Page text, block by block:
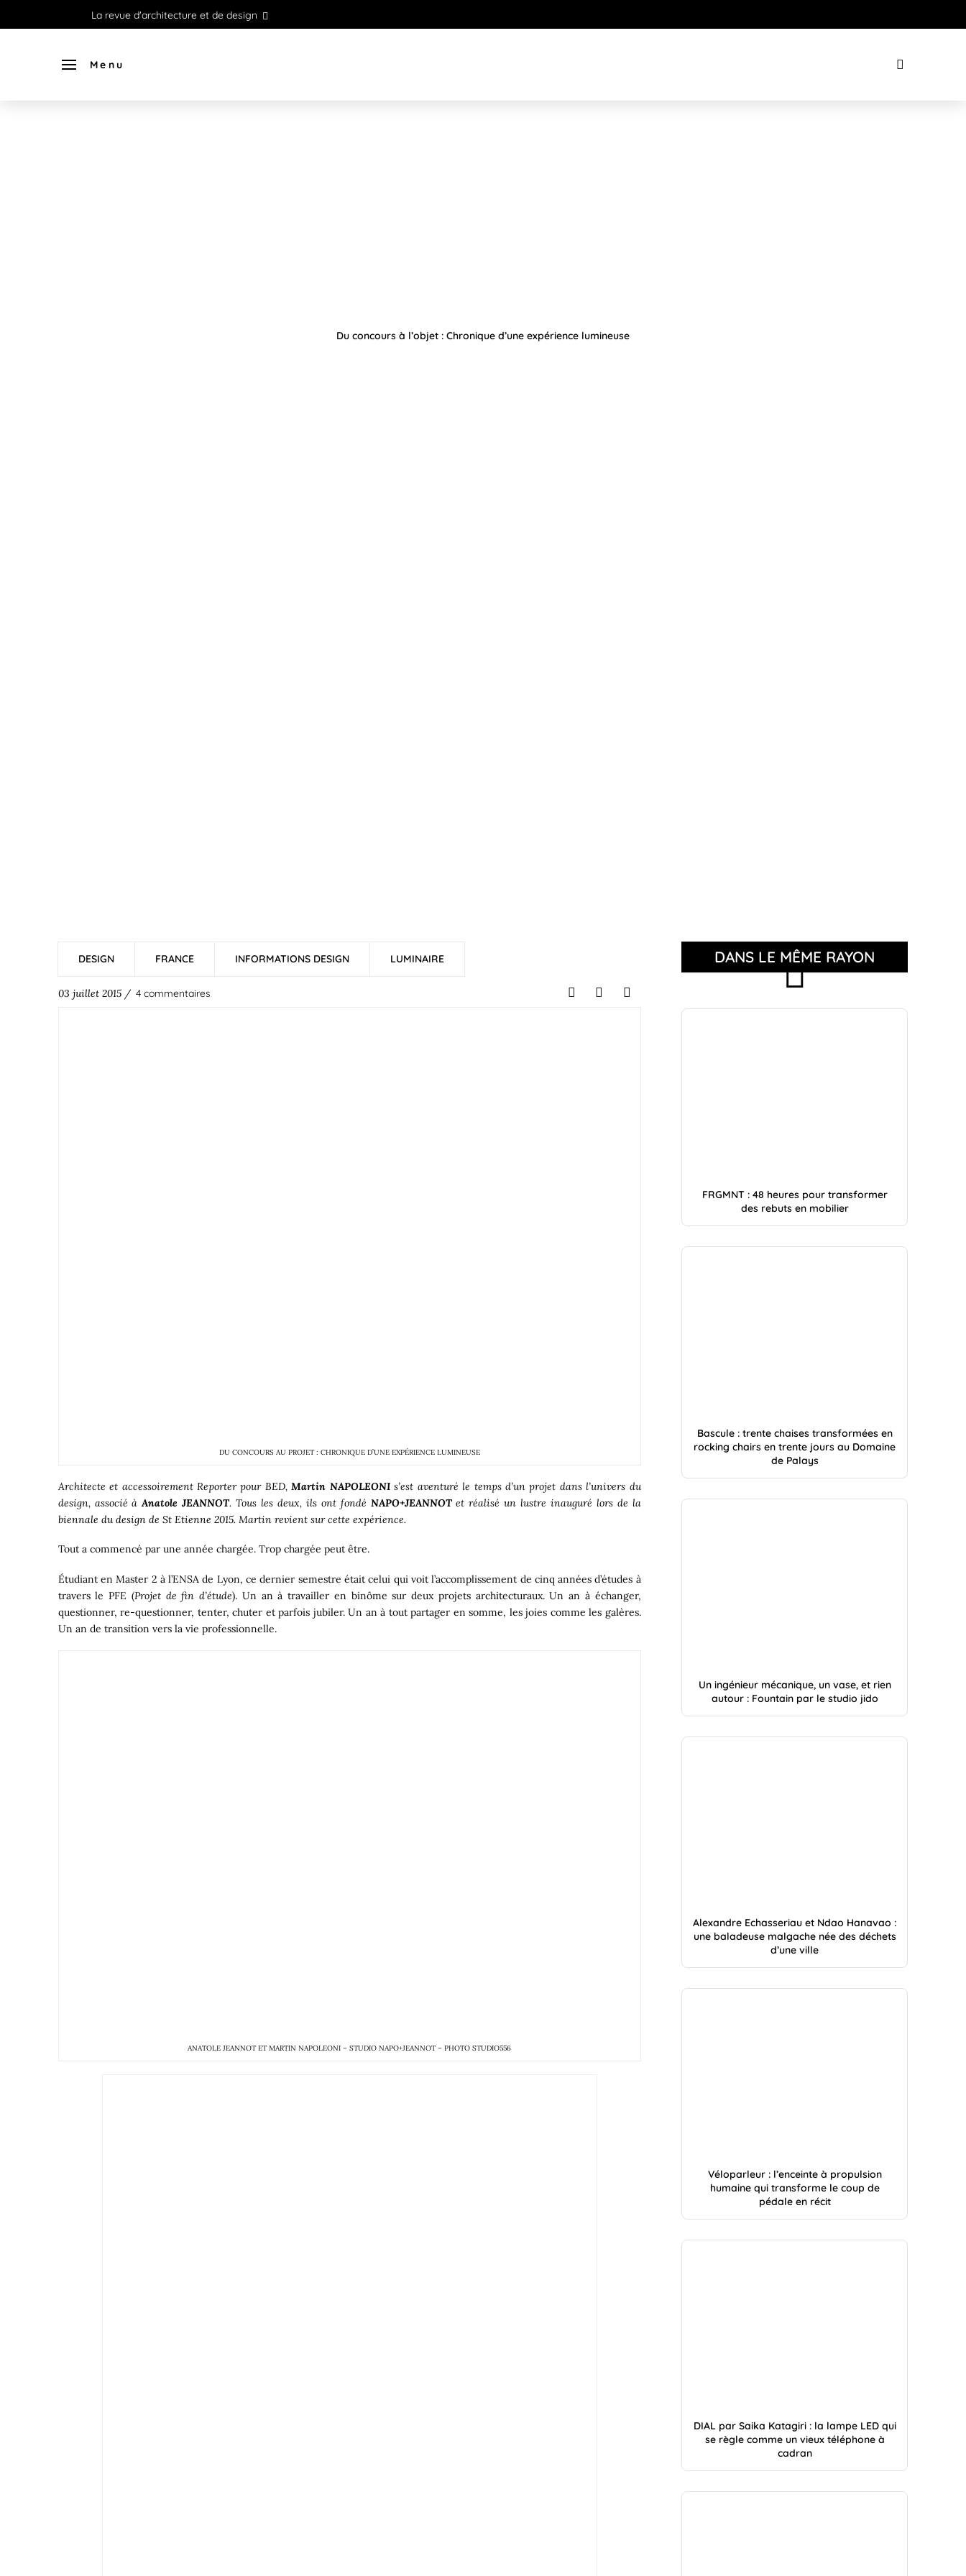
La revue d'architecture et de design
Menu
Du concours à l’objet : Chronique d’une expérience lumineuse
DESIGN FRANCE INFORMATIONS DESIGN LUMINAIRE
03 juillet 2015 / 4 commentaires
DU CONCOURS AU PROJET : CHRONIQUE D’UNE EXPÉRIENCE LUMINEUSE
Architecte et accessoirement Reporter pour BED,Martin NAPOLEONIs’est aventuré le temps d’un projet dans l’univers du
design, associé àAnatole JEANNOT. Tous les deux, ils ont fondé NAPO+JEANNOTet réalisé un lustre inauguré lors de la
biennale du design de St Etienne 2015. Martin revient sur cette expérience.
Tout a commencé par une année chargée. Trop chargée peut être.
Étudiant en Master 2 à l’ENSA de Lyon, ce dernier semestre était celui qui voit l’accomplissement de cinq années d’études à
travers le PFE (Projet de fin d’étude). Un an à travailler en binôme sur deux projets architecturaux. Un an à échanger,
questionner, re-questionner, tenter, chuter et parfois jubiler. Un an à tout partager en somme, les joies comme les galères.
Un an de transition vers la vie professionnelle.
ANATOLE JEANNOT ET MARTIN NAPOLEONI – STUDIO NAPO+JEANNOT – PHOTO STUDIO556
DANS LE MÊME RAYON
FRGMNT : 48 heures pour transformer
des rebuts en mobilier
Bascule : trente chaises transformées en
rocking chairs en trente jours au Domaine
de Palays
Un ingénieur mécanique, un vase, et rien
autour : Fountain par le studio jido
Alexandre Echasseriau et Ndao Hanavao :
une baladeuse malgache née des déchets
d’une ville
Véloparleur : l’enceinte à propulsion
humaine qui transforme le coup de
pédale en récit
DIAL par Saika Katagiri : la lampe LED qui
se règle comme un vieux téléphone à
cadran